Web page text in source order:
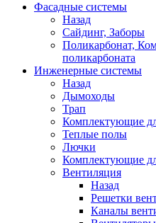
Фасадные системы
Назад
Сайдинг, Заборы
Поликарбонат,
поликарбоната
Инженерные системы
Назад
Дымоходы
Трап
Комплектующие
Теплые полы
Лючки
Комплектующие
Вентиляция
Назад
Решетки
Каналы